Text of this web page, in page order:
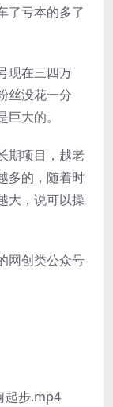
了亏本的多了
现在三四万
丝没花一分
大的。
期项目，越老
多的，随着时
大，说可以操
网创类公众号
起步.mp4